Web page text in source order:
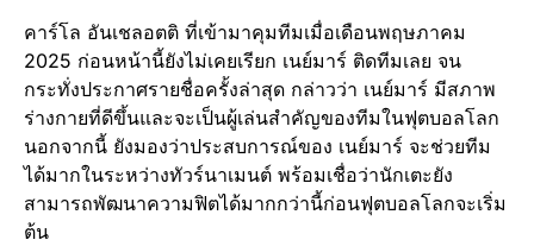
คาร์โล อันเชลอตติ ที่เข้ามาคุมทีมเมื่อเดือนพฤษภาคม
2025 ก่อนหน้านี้ยังไม่เคยเรียก เนย์มาร์ ติดทีมเลย จน
กระทั่งประกาศรายชื่อครั้งล่าสุด กล่าวว่า เนย์มาร์ มีสภาพ
ร่างกายที่ดีขึ้นและจะเป็นผู้เล่นสำคัญของทีมในฟุตบอลโลก
นอกจากนี้ ยังมองว่าประสบการณ์ของ เนย์มาร์ จะช่วยทีม
ได้มากในระหว่างทัวร์นาเมนต์ พร้อมเชื่อว่านักเตะยัง
สามารถพัฒนาความฟิตได้มากกว่านี้ก่อนฟุตบอลโลกจะเริ่ม
ต้น